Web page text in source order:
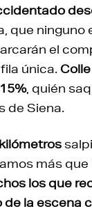
que ninguno
el
única.
, quién
de Siena.
más
los que
la escena